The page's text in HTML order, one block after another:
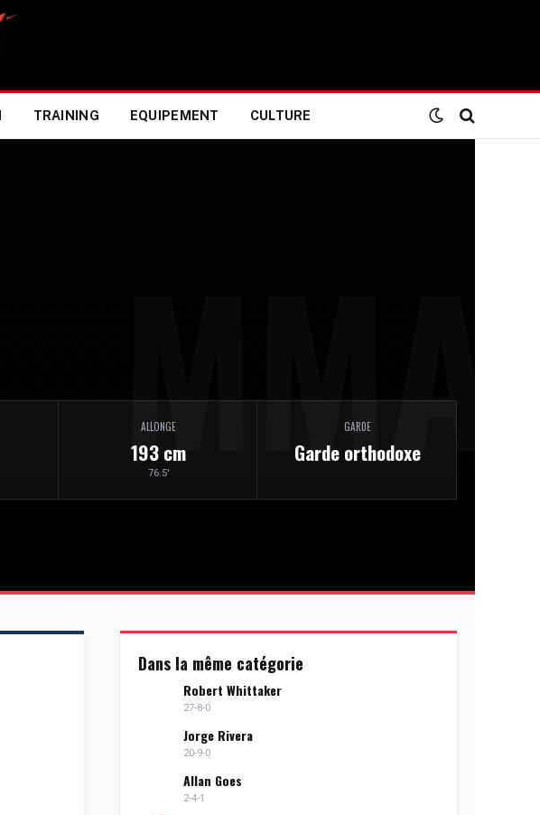
TRAINING EQUIPEMENT CULTURE
ALLONGE
193 cm
76.5'
GARDE
Garde orthodoxe
Dans la même catégorie
Robert Whittaker
27-8-0
Jorge Rivera
20-9-0
Allan Goes
2-4-1